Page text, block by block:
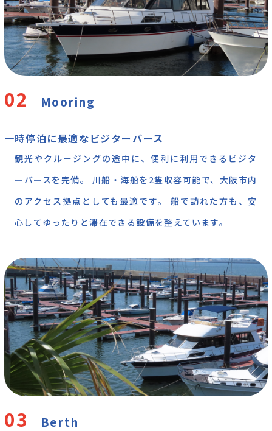
Mooring
一時停泊に最適なビジターバース
観光やクルージングの途中に、便利に利用できるビジタ
ーバースを完備。 川船・海船を2隻収容可能で、大阪市内
のアクセス拠点としても最適です。 船で訪れた方も、安
心してゆったりと滞在できる設備を整えています。
Berth